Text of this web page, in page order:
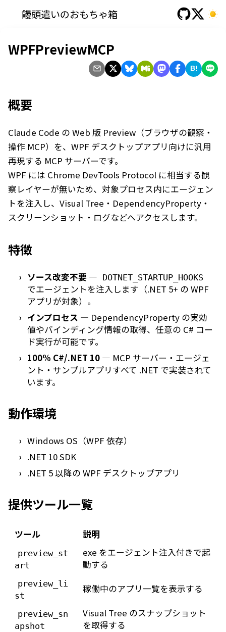
饅頭遣いのおもちゃ箱
WPFPreviewMCP
B!
概要
Claude Code の Web 版 Preview（ブラウザの観察・
操作 MCP）を、WPF デスクトップアプリ向けに汎用
再現する MCP サーバーです。
WPF には Chrome DevTools Protocol に相当する観
察レイヤーが無いため、対象プロセス内にエージェン
トを注入し、Visual Tree・DependencyProperty・
スクリーンショット・ログなどへアクセスします。
特徴
ソース改変不要 — DOTNET_STARTUP_HOOKS
でエージェントを注入します（.NET 5+ の WPF
アプリが対象）。
インプロセス — DependencyProperty の実効
値やバインディング情報の取得、任意の C# コー
ド実行が可能です。
100% C#/.NET 10 — MCP サーバー・エージェ
ント・サンプルアプリすべて .NET で実装されて
います。
動作環境
Windows OS（WPF 依存）
.NET 10 SDK
.NET 5 以降の WPF デスクトップアプリ
提供ツール一覧
ツール 説明
preview_st
art
exe をエージェント注入付きで起
動する
preview_li
st
稼働中のアプリ一覧を表示する
preview_sn
apshot
Visual Tree のスナップショット
を取得する